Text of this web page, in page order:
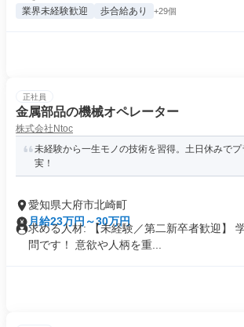
業界未経験歓迎 歩合給あり +29個
正社員
金属部品の機械オペレーター
株式会社Ntoc
未経験から一生モノの技術を習得。土日休みで
実！
愛知県大府市北崎町
月給23万円～30万円
求める人材: 【未経験／第二新卒者歓迎】
問です！ 意欲や人柄を重...